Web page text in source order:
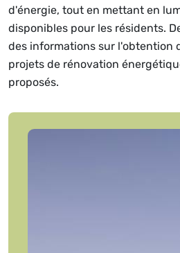
d'énergie, tout en mettant en
disponibles pour les résidents.
des informations sur l'obtention
projets de rénovation
proposés.